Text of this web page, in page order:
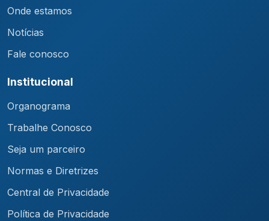
Onde estamos
Notícias
Fale conosco
Institucional
Organograma
Trabalhe Conosco
Seja um parceiro
Normas e Diretrizes
Central de Privacidade
Política de Privacidade